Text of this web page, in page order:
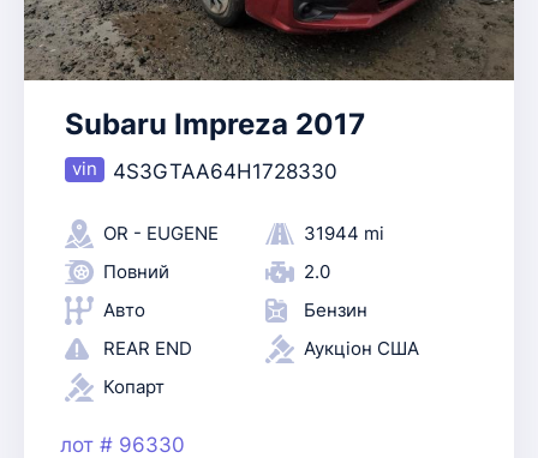
Subaru Impreza 2017
4S3GTAA64H1728330
OR - EUGENE
31944 mi
Повний
2.0
Авто
Бензин
REAR END
Аукціон США
Копарт
лот # 96330